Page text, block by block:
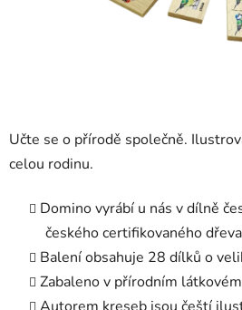
Učte se o přírodě společně.
celou rodinu.
Domino vyrábí u nás v dílně
českého certifikovaného
Balení obsahuje 28 dílků o
Zabaleno v přírodním